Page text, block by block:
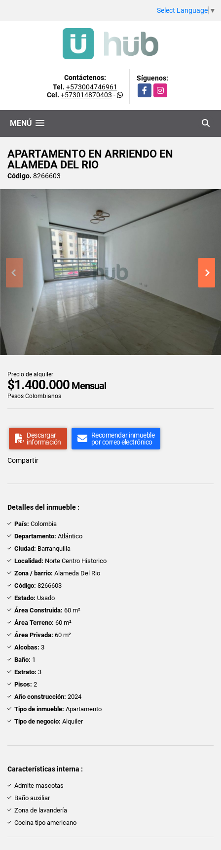
Select Language ▼
Contáctenos:
Tel. +573004746961
Cel. +573014870403 -
Síguenos:
FacebookInstagram
MENÚ
APARTAMENTO EN ARRIENDO EN
ALAMEDA DEL RIO
Código. 8266603
Precio de alquiler
$1.400.000 Mensual
Pesos Colombianos
Descargar
información
Recomendar inmueble
por correo electrónico
Compartir
Detalles del inmueble :
País: Colombia
Departamento: Atlántico
Ciudad: Barranquilla
Localidad: Norte Centro Historico
Zona / barrio: Alameda Del Rio
Código: 8266603
Estado: Usado
Área Construida: 60 m²
Área Terreno: 60 m²
Área Privada: 60 m²
Alcobas: 3
Baño: 1
Estrato: 3
Pisos: 2
Año construcción: 2024
Tipo de inmueble: Apartamento
Tipo de negocio: Alquiler
Características interna :
Admite mascotas
Baño auxiliar
Zona de lavandería
Cocina tipo americano